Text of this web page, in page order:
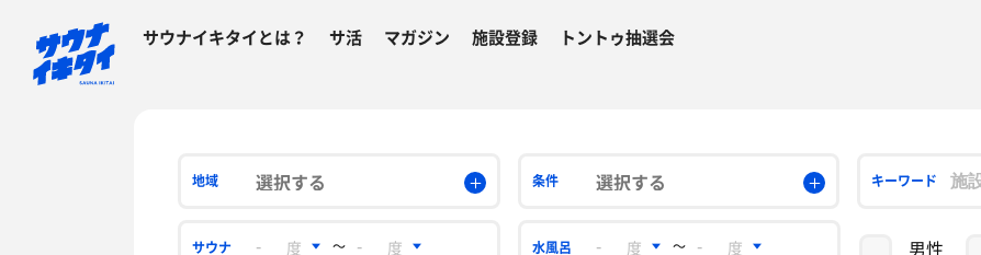
サウナイキタイとは？ サ活 マガジン 施設登録 トントゥ抽選会
地域 選択する 条件 選択する キーワード
サウナ 〜 水風呂 〜 男性